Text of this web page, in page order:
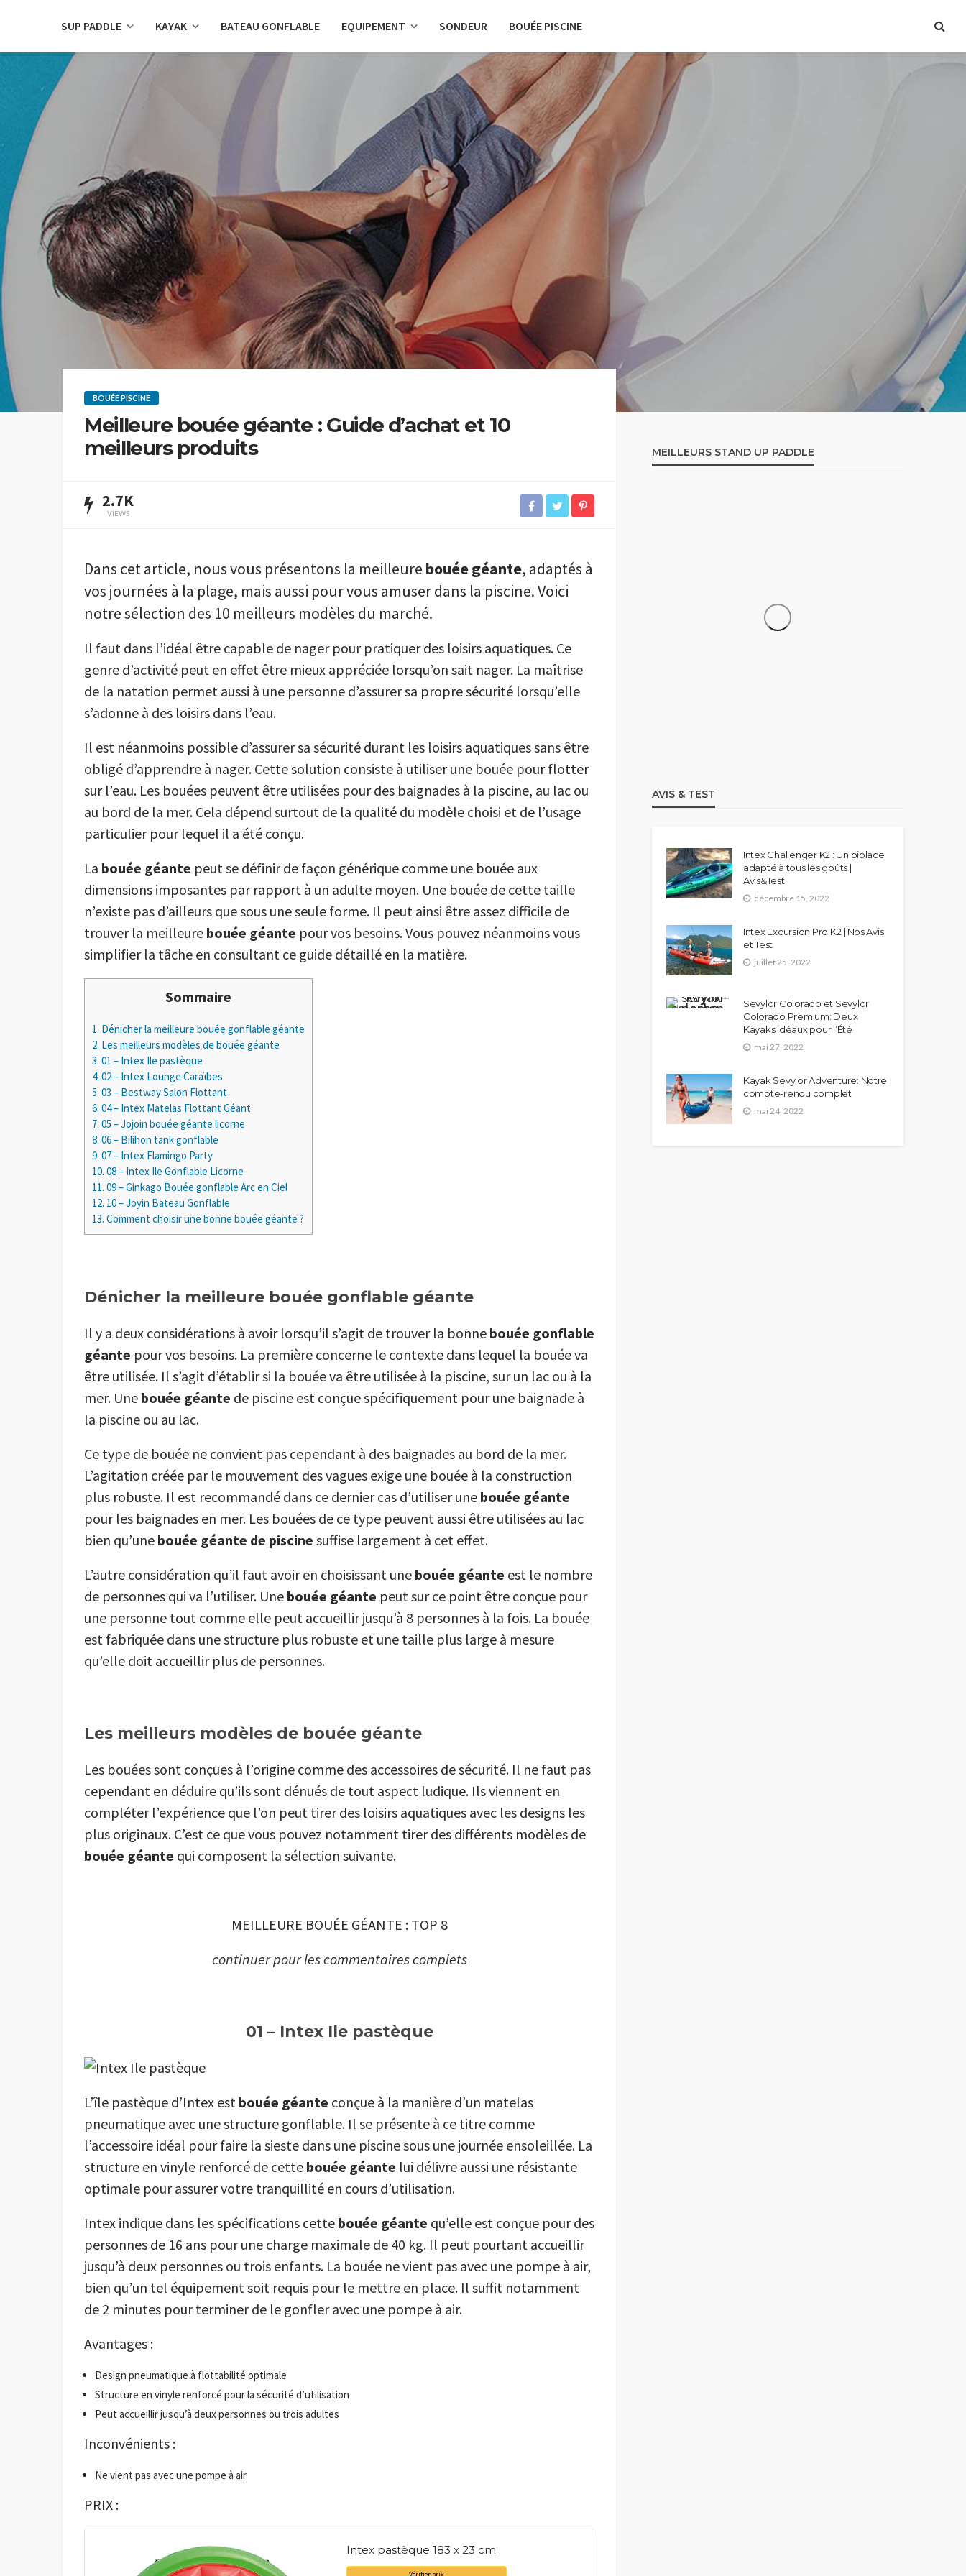
SUP PADDLE KAYAK BATEAU GONFLABLE EQUIPEMENT SONDEUR BOUÉE PISCINE
BOUÉE PISCINE
Meilleure bouée géante : Guide d’achat et 10
meilleurs produits
2.7K
VIEWS
Dans cet article, nous vous présentons la meilleure bouée géante, adaptés à
vos journées à la plage, mais aussi pour vous amuser dans la piscine. Voici
notre sélection des 10 meilleurs modèles du marché.
Il faut dans l’idéal être capable de nager pour pratiquer des loisirs aquatiques. Ce
genre d’activité peut en effet être mieux appréciée lorsqu’on sait nager. La maîtrise
de la natation permet aussi à une personne d’assurer sa propre sécurité lorsqu’elle
s’adonne à des loisirs dans l’eau.
Il est néanmoins possible d’assurer sa sécurité durant les loisirs aquatiques sans être
obligé d’apprendre à nager. Cette solution consiste à utiliser une bouée pour flotter
sur l’eau. Les bouées peuvent être utilisées pour des baignades à la piscine, au lac ou
au bord de la mer. Cela dépend surtout de la qualité du modèle choisi et de l’usage
particulier pour lequel il a été conçu.
La bouée géante peut se définir de façon générique comme une bouée aux
dimensions imposantes par rapport à un adulte moyen. Une bouée de cette taille
n’existe pas d’ailleurs que sous une seule forme. Il peut ainsi être assez difficile de
trouver la meilleure bouée géante pour vos besoins. Vous pouvez néanmoins vous
simplifier la tâche en consultant ce guide détaillé en la matière.
Sommaire
1. Dénicher la meilleure bouée gonflable géante
2. Les meilleurs modèles de bouée géante
3. 01 – Intex Ile pastèque
4. 02 – Intex Lounge Caraïbes
5. 03 – Bestway Salon Flottant
6. 04 – Intex Matelas Flottant Géant
7. 05 – Jojoin bouée géante licorne
8. 06 – Bilihon tank gonflable
9. 07 – Intex Flamingo Party
10. 08 – Intex Ile Gonflable Licorne
11. 09 – Ginkago Bouée gonflable Arc en Ciel
12. 10 – Joyin Bateau Gonflable
13. Comment choisir une bonne bouée géante ?
Dénicher la meilleure bouée gonflable géante
Il y a deux considérations à avoir lorsqu’il s’agit de trouver la bonne bouée gonflable
géante pour vos besoins. La première concerne le contexte dans lequel la bouée va
être utilisée. Il s’agit d’établir si la bouée va être utilisée à la piscine, sur un lac ou à la
mer. Une bouée géante de piscine est conçue spécifiquement pour une baignade à
la piscine ou au lac.
Ce type de bouée ne convient pas cependant à des baignades au bord de la mer.
L’agitation créée par le mouvement des vagues exige une bouée à la construction
plus robuste. Il est recommandé dans ce dernier cas d’utiliser une bouée géante
pour les baignades en mer. Les bouées de ce type peuvent aussi être utilisées au lac
bien qu’une bouée géante de piscine suffise largement à cet effet.
L’autre considération qu’il faut avoir en choisissant une bouée géante est le nombre
de personnes qui va l’utiliser. Une bouée géante peut sur ce point être conçue pour
une personne tout comme elle peut accueillir jusqu’à 8 personnes à la fois. La bouée
est fabriquée dans une structure plus robuste et une taille plus large à mesure
qu’elle doit accueillir plus de personnes.
Les meilleurs modèles de bouée géante
Les bouées sont conçues à l’origine comme des accessoires de sécurité. Il ne faut pas
cependant en déduire qu’ils sont dénués de tout aspect ludique. Ils viennent en
compléter l’expérience que l’on peut tirer des loisirs aquatiques avec les designs les
plus originaux. C’est ce que vous pouvez notamment tirer des différents modèles de
bouée géante qui composent la sélection suivante.
MEILLEURE BOUÉE GÉANTE : TOP 8
continuer pour les commentaires complets
01 – Intex Ile pastèque
L’île pastèque d’Intex est bouée géante conçue à la manière d’un matelas
pneumatique avec une structure gonflable. Il se présente à ce titre comme
l’accessoire idéal pour faire la sieste dans une piscine sous une journée ensoleillée. La
structure en vinyle renforcé de cette bouée géante lui délivre aussi une résistante
optimale pour assurer votre tranquillité en cours d’utilisation.
Intex indique dans les spécifications cette bouée géante qu’elle est conçue pour des
personnes de 16 ans pour une charge maximale de 40 kg. Il peut pourtant accueillir
jusqu’à deux personnes ou trois enfants. La bouée ne vient pas avec une pompe à air,
bien qu’un tel équipement soit requis pour le mettre en place. Il suffit notamment
de 2 minutes pour terminer de le gonfler avec une pompe à air.
Avantages :
Design pneumatique à flottabilité optimale
Structure en vinyle renforcé pour la sécurité d’utilisation
Peut accueillir jusqu’à deux personnes ou trois adultes
Inconvénients :
Ne vient pas avec une pompe à air
PRIX :
Intex pastèque 183 x 23 cm
MEILLEURS STAND UP PADDLE
AVIS & TEST
Intex Challenger K2 : Un biplace
adapté à tous les goûts |
Avis&Test
décembre 15, 2022
Intex Excursion Pro K2 | Nos Avis
et Test
juillet 25, 2022
Sevylor Colorado et Sevylor
Colorado Premium: Deux
Kayaks Idéaux pour l’Été
mai 27, 2022
Kayak Sevylor Adventure: Notre
compte-rendu complet
mai 24, 2022